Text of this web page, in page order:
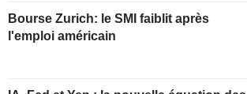
Bourse Zurich: le SMI faiblit après
l'emploi américain